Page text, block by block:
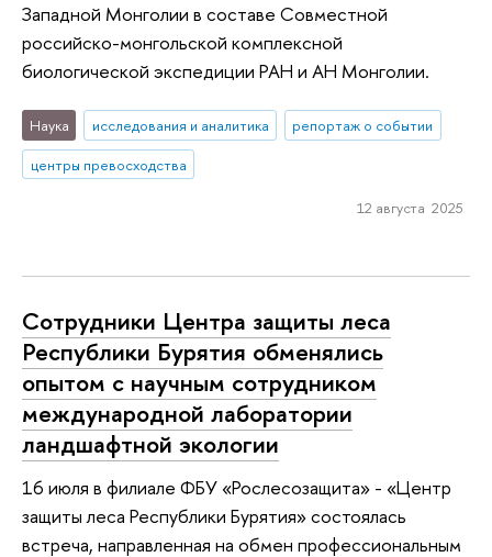
Западной Монголии в составе Совместной
российско-монгольской комплексной
биологической экспедиции РАН и АН Монголии.
Наука исследования и аналитика
репортаж о событии
центры превосходства
12 августа 2025
Сотрудники Центра защиты леса
Республики Бурятия обменялись
опытом с научным сотрудником
международной лаборатории
ландшафтной экологии
16 июля в филиале ФБУ «Рослесозащита» - «Центр
защиты леса Республики Бурятия» состоялась
встреча, направленная на обмен профессиональным